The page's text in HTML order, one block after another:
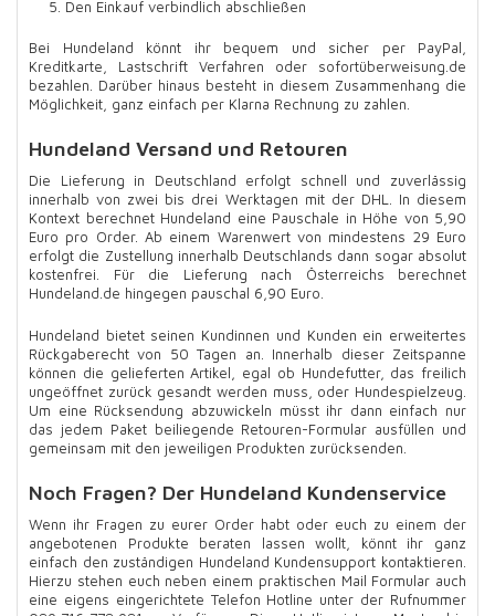
Den Einkauf verbindlich abschließen
Bei Hundeland könnt ihr bequem und sicher per PayPal,
Kreditkarte, Lastschrift Verfahren oder sofortüberweisung.de
bezahlen. Darüber hinaus besteht in diesem Zusammenhang die
Möglichkeit, ganz einfach per Klarna Rechnung zu zahlen.
Hundeland Versand und Retouren
Die Lieferung in Deutschland erfolgt schnell und zuverlässig
innerhalb von zwei bis drei Werktagen mit der DHL. In diesem
Kontext berechnet Hundeland eine Pauschale in Höhe von 5,90
Euro pro Order. Ab einem Warenwert von mindestens 29 Euro
erfolgt die Zustellung innerhalb Deutschlands dann sogar absolut
kostenfrei. Für die Lieferung nach Österreichs berechnet
Hundeland.de hingegen pauschal 6,90 Euro.
Hundeland bietet seinen Kundinnen und Kunden ein erweitertes
Rückgaberecht von 50 Tagen an. Innerhalb dieser Zeitspanne
können die gelieferten Artikel, egal ob Hundefutter, das freilich
ungeöffnet zurück gesandt werden muss, oder Hundespielzeug.
Um eine Rücksendung abzuwickeln müsst ihr dann einfach nur
das jedem Paket beiliegende Retouren-Formular ausfüllen und
gemeinsam mit den jeweiligen Produkten zurücksenden.
Noch Fragen? Der Hundeland Kundenservice
Wenn ihr Fragen zu eurer Order habt oder euch zu einem der
angebotenen Produkte beraten lassen wollt, könnt ihr ganz
einfach den zuständigen Hundeland Kundensupport kontaktieren.
Hierzu stehen euch neben einem praktischen Mail Formular auch
eine eigens eingerichtete Telefon Hotline unter der Rufnummer